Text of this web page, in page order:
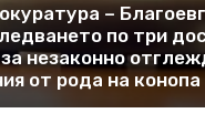
–
по три
незаконно
от рода на конопа